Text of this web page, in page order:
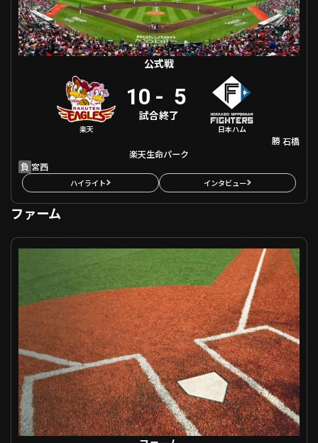
公式戦
楽天
10 - 5
試合終了
日本ハム
勝石橋
楽天生命パーク
負 宮西
ハイライト インタビュー
ファーム
ファーム 北海道日本ハム VS 横浜DeNA